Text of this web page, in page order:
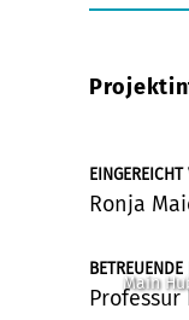
Main
EINGEREICHT
Ronja
BETREUENDE